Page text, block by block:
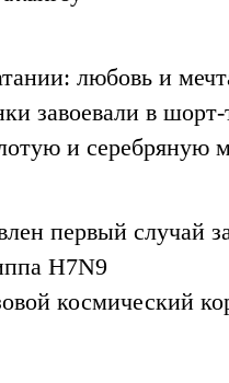
любовь и
завоевали в шорт-
и серебряную
первый случай
H7N9
космический